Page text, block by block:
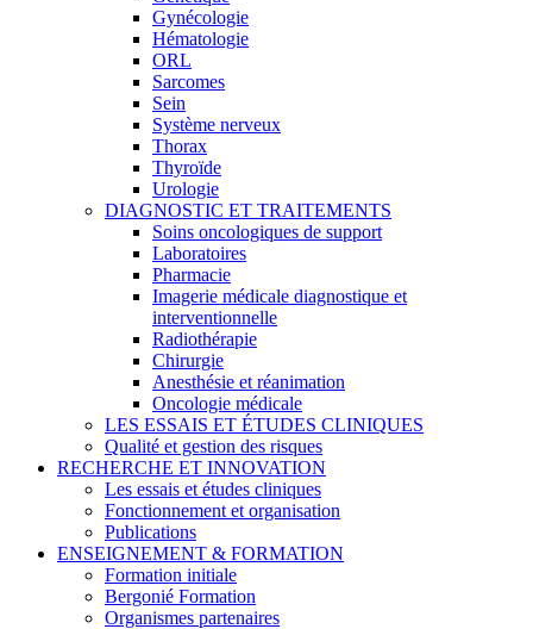
Gynécologie
Hématologie
ORL
Sarcomes
Sein
Système nerveux
Thorax
Thyroïde
Urologie
DIAGNOSTIC ET TRAITEMENTS
Soins oncologiques de support
Laboratoires
Pharmacie
Imagerie médicale diagnostique et
interventionnelle
Radiothérapie
Chirurgie
Anesthésie et réanimation
Oncologie médicale
LES ESSAIS ET ÉTUDES CLINIQUES
Qualité et gestion des risques
RECHERCHE ET INNOVATION
Les essais et études cliniques
Fonctionnement et organisation
Publications
ENSEIGNEMENT & FORMATION
Formation initiale
Bergonié Formation
Organismes partenaires